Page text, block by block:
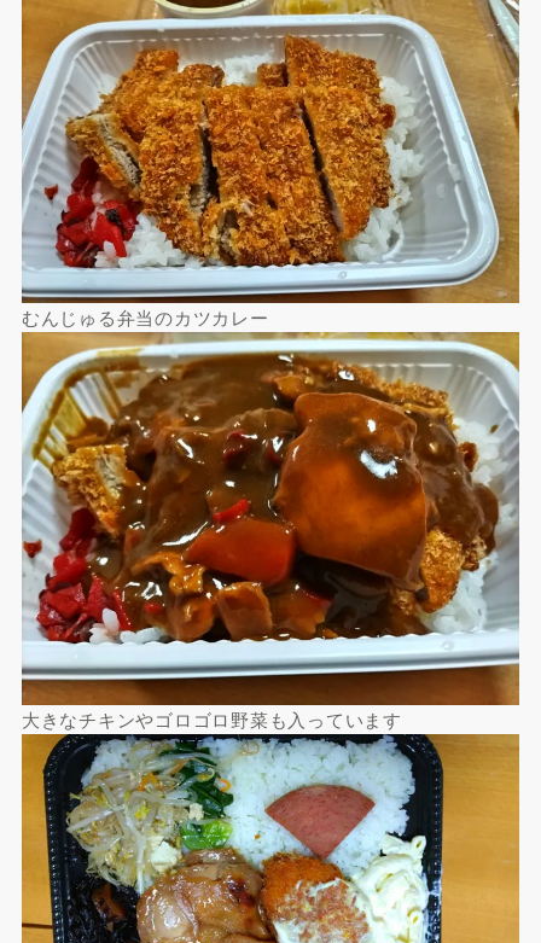
むんじゅる弁当のカツカレー
大きなチキンやゴロゴロ野菜も入っています